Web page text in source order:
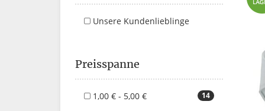
Unsere Kundenlieblinge
Preisspanne
14
1,00 € - 5,00 €